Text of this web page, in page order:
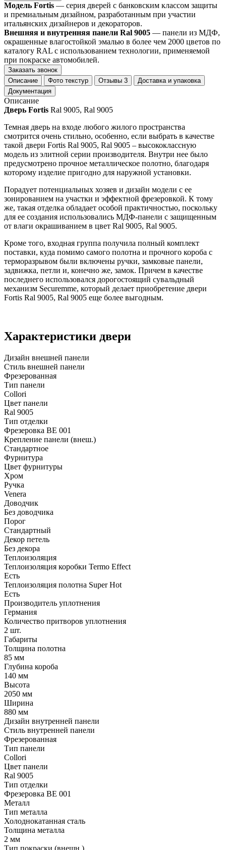
Модель Fortis — серия дверей с банковским классом защиты
и премиальным дизайном, разработанным при участии
итальянских дизайнеров и декораторов.
Внешняя и внутренняя панели Ral 9005 — панели из МДФ,
окрашенные влагостойкой эмалью в более чем 2000 цветов по
каталогу RAL с использованием технологии, применяемой
при покраске автомобилей.
Заказать звонок
Описание
Фото текстур Отзывы 3
Доставка и упаковка
Документация
Описание
Дверь Fortis Ral 9005, Ral 9005
Темная дверь на входе любого жилого пространства
смотрится очень стильно, особенно, если выбрать в качестве
такой двери Fortis Ral 9005, Ral 9005 – высококлассную
модель из элитной серии производителя. Внутри нее было
предусмотрено прочное металлическое полотно, благодаря
которому изделие пригодно для наружной установки.
Порадует потенциальных хозяев и дизайн модели с ее
зонированием на участки и эффектной фрезеровкой. К тому
же, такая отделка обладает особой практичностью, поскольку
для ее создания использовались МДФ-панели с защищенным
от влаги окрашиванием в цвет Ral 9005, Ral 9005.
Кроме того, входная группа получила полный комплект
поставки, куда помимо самого полотна и прочного короба с
терморазрывом были включены ручки, замковые панели,
задвижка, петли и, конечно же, замок. Причем в качестве
последнего использовался дорогостоящий сувальдный
механизм Securemme, который делает приобретение двери
Fortis Ral 9005, Ral 9005 еще более выгодным.
Характеристики двери
Дизайн внешней панели
Стиль внешней панели
Фрезерованная
Тип панели
Collori
Цвет панели
Ral 9005
Тип отделки
Фрезеровка BE 001
Крепление панели (внеш.)
Стандартное
Фурнитура
Цвет фурнитуры
Хром
Ручка
Venera
Доводчик
Без доводчика
Порог
Стандартный
Декор петель
Без декора
Теплоизоляция
Теплоизоляция коробки Termo Effect
Есть
Теплоизоляция полотна Super Нot
Есть
Производитель уплотнения
Германия
Количество притворов уплотнения
2 шт.
Габариты
Толщина полотна
85 мм
Глубина короба
140 мм
Высота
2050 мм
Ширина
880 мм
Дизайн внутренней панели
Стиль внутренней панели
Фрезерованная
Тип панели
Collori
Цвет панели
Ral 9005
Тип отделки
Фрезеровка BE 001
Металл
Тип металла
Холоднокатанная сталь
Толщина металла
2 мм
Тип покраски (внешн.)